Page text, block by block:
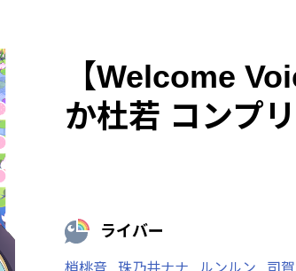
【Welcome
か杜若 コンプ
ライバー
梢桃音 珠乃井ナナ ルンルン 司